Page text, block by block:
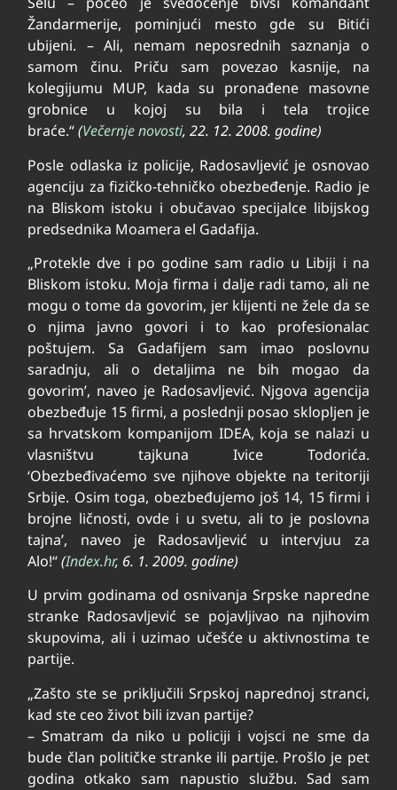
Žandarmerije, pominjući mesto gde su Bitići
ubijeni. – Ali, nemam neposrednih saznanja o
samom činu. Priču sam povezao kasnije, na
kolegijumu MUP, kada su pronađene masovne
grobnice u kojoj su bila i tela trojice
braće.“(Večernje novosti, 22. 12. 2008. godine)
Po­sle od­la­ska iz po­li­ci­je, Ra­do­sa­vlje­vić je osno­vao
agen­ci­ju za fi­zič­ko-teh­nič­ko obez­be­đe­nje. Ra­dio je
na Bli­skom is­to­ku i ob­u­ča­vao spe­ci­jal­ce li­bij­skog
pred­sed­ni­ka Mo­a­me­ra el Ga­da­fi­ja.
„Protekle dve i po godine sam radio u Libiji i na
Bliskom istoku. Moja firma i dalje radi tamo, ali ne
mogu o tome da govorim, jer klijenti ne žele da se
o njima javno govori i to kao profesionalac
poštujem. Sa Gadafijem sam imao poslovnu
saradnju, ali o detaljima ne bih mogao da
govorim’, naveo je Radosavljević. Njgova agencija
obezbeđuje 15 firmi, a poslednji posao sklopljen je
sa hrvatskom kompanijom IDEA, koja se nalazi u
vlasništvu tajkuna Ivice Todorića.
‘Obezbeđivaćemo sve njihove objekte na teritoriji
Srbije. Osim toga, obezbeđujemo još 14, 15 firmi i
brojne ličnosti, ovde i u svetu, ali to je poslovna
tajna’, naveo je Radosavljević u intervjuu za
Alo!“(Index.hr, 6. 1. 2009. godine)
U prvim godinama od osnivanja Srpske napredne
stranke Radosavljević se pojavljivao na njihovim
skupovima, ali i uzimao učešće u aktivnostima te
partije.
„Zašto ste se priključili Srpskoj naprednoj stranci,
kad ste ceo život bili izvan partije?
– Smatram da niko u policiji i vojsci ne sme da
bude član političke stranke ili partije. Prošlo je pet
godina otkako sam napustio službu. Sad sam